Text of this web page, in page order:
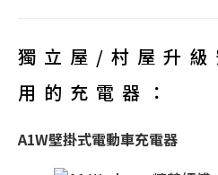
獨立屋/村屋升級
用的充電器：
A1W壁掛式電動車充電器